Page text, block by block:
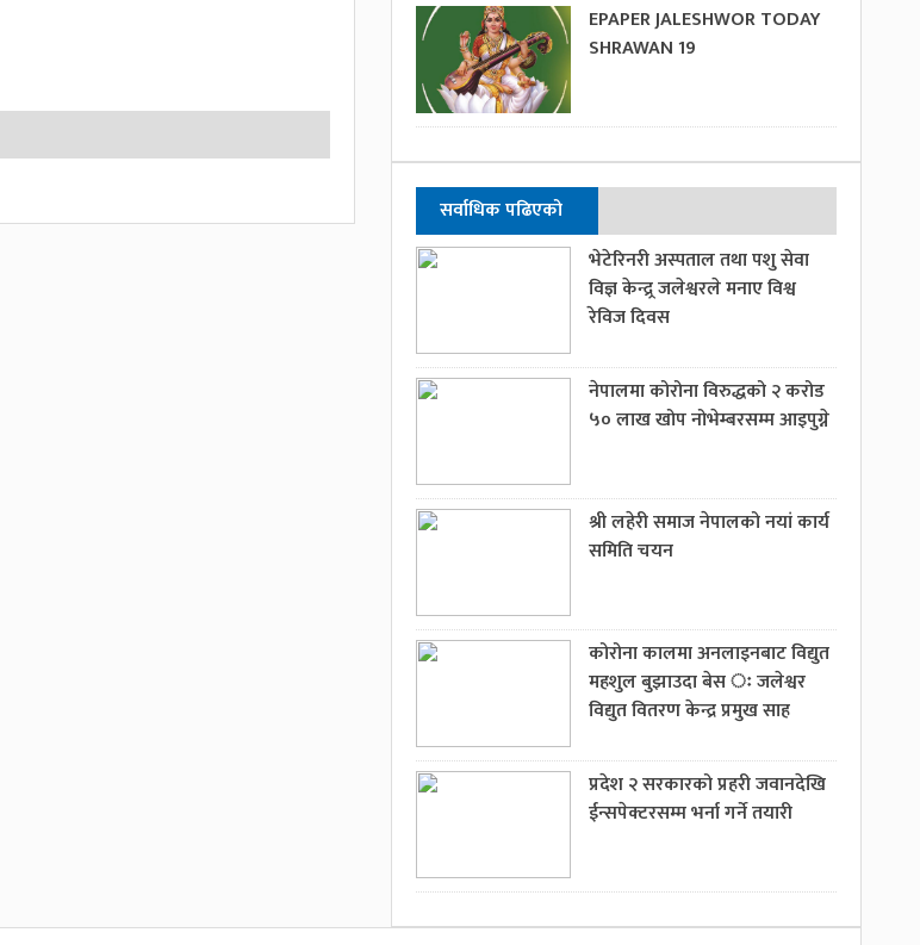
EPAPER JALESHWOR TODAY
SHRAWAN 19
सर्वाधिक पढिएको
भेटेरिनरी अस्पताल तथा पशु सेवा
विज्ञ केन्द्र्र जलेश्वरले मनाए विश्व
रेविज दिवस
नेपालमा कोरोना विरुद्धको २ करोड
५० लाख खोप नोभेम्बरसम्म आइपुग्ने
श्री लहेरी समाज नेपालको नयां कार्य
समिति चयन
कोरोना कालमा अनलाइनबाट विद्युत
महशुल बुझाउदा बेस ः जलेश्वर
विद्युत वितरण केन्द्र प्रमुख साह
प्रदेश २ सरकारको प्रहरी जवानदेखि
ईन्सपेक्टरसम्म भर्ना गर्ने तयारी